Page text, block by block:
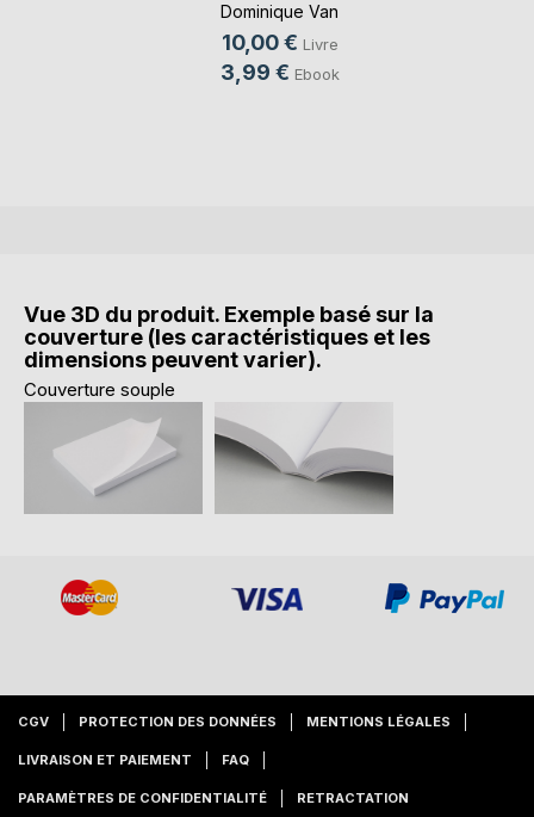
Dominique Van
Cotthem
10,00 € Livre
3,99 € Ebook
Vue 3D du produit. Exemple basé sur la
couverture (les caractéristiques et les
dimensions peuvent varier).
Couverture souple
CGV PROTECTION DES DONNÉES MENTIONS LÉGALES
LIVRAISON ET PAIEMENT FAQ
PARAMÈTRES DE CONFIDENTIALITÉ RETRACTATION